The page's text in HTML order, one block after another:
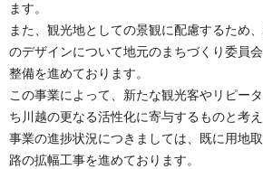
ます。
また、観光地としての景観に配慮するため
のデザインについて地元のまちづくり委員
整備を進めております。
この事業によって、新たな観光客やリピー
ち川越の更なる活性化に寄与するものと考え
事業の進捗状況につきましては、既に用地
路の拡幅工事を進めております。